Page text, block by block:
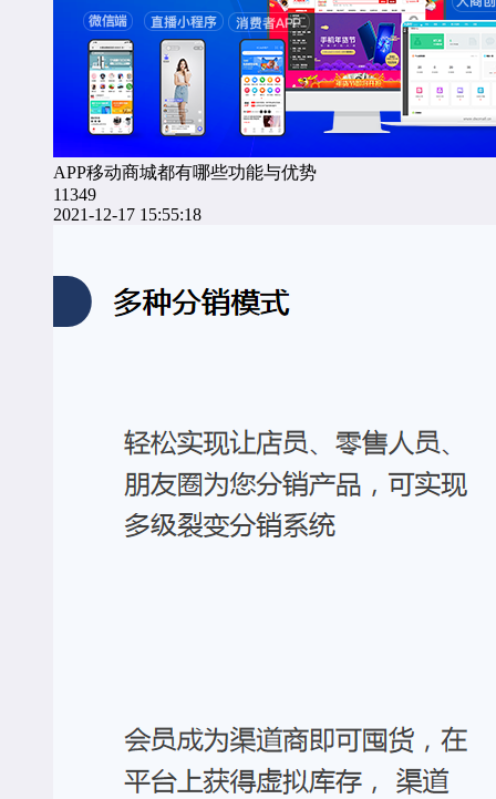
APP移动商城都有哪些功能与优势
11349
2021-12-17 15:55:18